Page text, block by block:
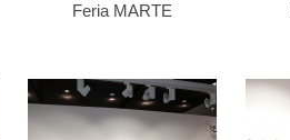
Feria MARTE